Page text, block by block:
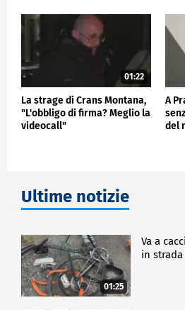
01:22
La strage di Crans Montana,
"L'obbligo di firma? Meglio la
videocall"
A
del
Ultime notizie
01:25
Va a
in strada